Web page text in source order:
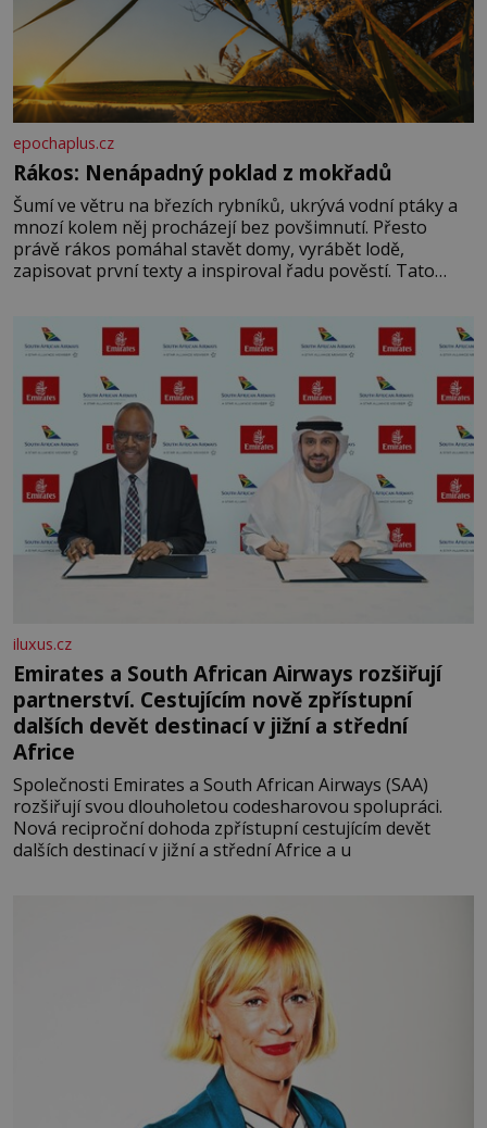
epochaplus.cz
Rákos: Nenápadný poklad z mokřadů
Šumí ve větru na březích rybníků, ukrývá vodní ptáky a
mnozí kolem něj procházejí bez povšimnutí. Přesto
právě rákos pomáhal stavět domy, vyrábět lodě,
zapisovat první texty a inspiroval řadu pověstí. Tato
letního koupání. Stačí se však podívat
iluxus.cz
Emirates a South African Airways rozšiřují
partnerství. Cestujícím nově zpřístupní
dalších devět destinací v jižní a střední
Africe
Společnosti Emirates a South African Airways (SAA)
rozšiřují svou dlouholetou codesharovou spolupráci.
Nová reciproční dohoda zpřístupní cestujícím devět
dalších destinací v jižní a střední Africe a u